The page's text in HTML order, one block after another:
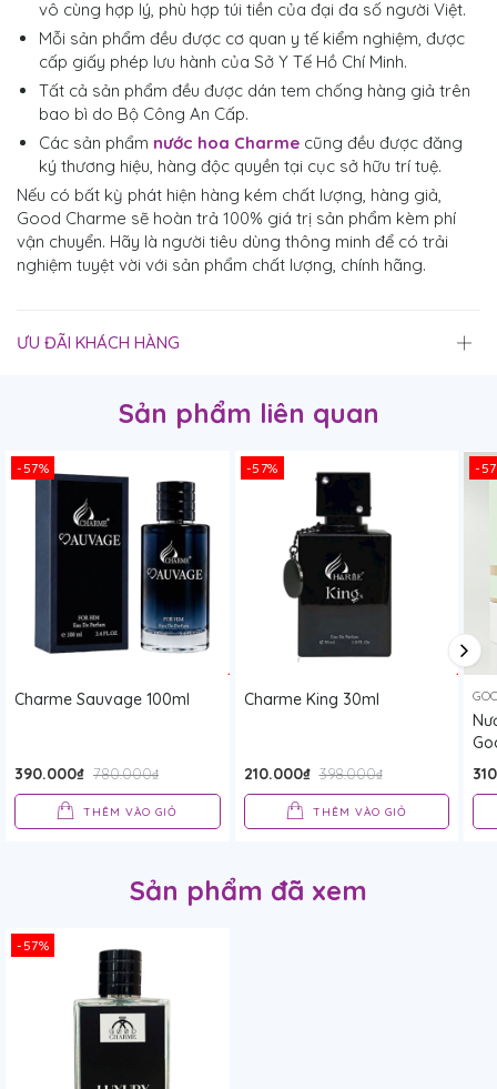
vô cùng hợp lý, phù hợp túi tiền của đại đa số người Việt.
Mỗi sản phẩm đều được cơ quan y tế kiểm nghiệm, được
cấp giấy phép lưu hành của Sở Y Tế Hồ Chí Minh.
Tất cả sản phẩm đều được dán tem chống hàng giả trên
bao bì do Bộ Công An Cấp.
Các sản phẩm nước hoa Charme cũng đều được đăng
ký thương hiệu, hàng độc quyền tại cục sở hữu trí tuệ.
Nếu có bất kỳ phát hiện hàng kém chất lượng, hàng giả,
Good Charme sẽ hoàn trả 100% giá trị sản phẩm kèm phí
vận chuyển. Hãy là người tiêu dùng thông minh để có trải
nghiệm tuyệt vời với sản phẩm chất lượng, chính hãng.
ƯU ĐÃI KHÁCH HÀNG
Sản phẩm liên quan
-57%
Charme Sauvage 100ml
390.000₫ 780.000₫
THÊM VÀO GIỎ
-57%
Charme King 30ml
210.000₫ 398.000₫
THÊM VÀO GIỎ
-
Sản phẩm đã xem
-57%